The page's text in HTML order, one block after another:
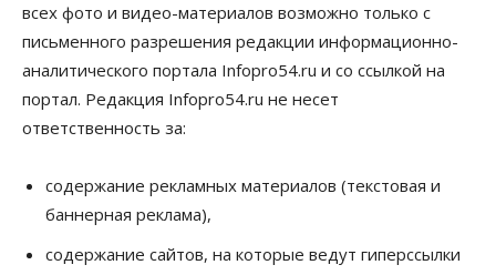
Общество
Деньгами будут распоряжаться дети: в десяти
школах Новосибирской области введут
инициативное бюджетирование
07 Августа 2026, 11:00
заключили под стражу
07 Августа 2026, 10:15
Общество
всех фото и видео-материалов возможно только с
письменного разрешения редакции информационно-
аналитического портала Infopro54.ru и со ссылкой на
портал. Редакция Infopro54.ru не несет
ответственность за:
содержание рекламных материалов (текстовая и
баннерная реклама),
содержание сайтов, на которые ведут гиперссылки